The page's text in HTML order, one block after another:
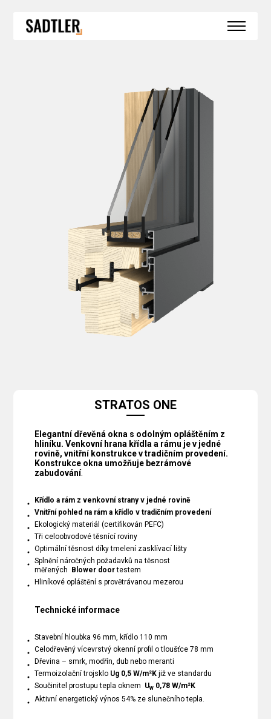
REFERENCE
AKTUALITY
KONTAKT
STRATOS ONE
Elegantní dřevěná okna s odolným opláštěním z
hliníku. Venkovní hrana křídla a rámu je v jedné
rovině, vnitřní konstrukce v tradičním provedení.
Konstrukce okna umožňuje bezrámové
zabudování.
Křídlo a rám z venkovní strany v jedné rovině
Vnitřní pohled na rám a křídlo v tradičním provedení
Ekologický materiál (certifikován PEFC)
Tři celoobvodové těsnící roviny
Optimální těsnost díky tmelení zasklívací lišty
Splnění náročných požadavků na těsnost
měřených Blower doortestem
Hliníkové opláštění s provětrávanou mezerou
Technické informace
Stavební hloubka 96 mm, křídlo 110 mm
Celodřevěný vícevrstvý okenní profil o tloušťce 78 mm
Dřevina – smrk, modřín, dub nebo meranti
Termoizolační trojsklo Ug 0,5 W/m²K již ve standardu
Součinitel prostupu tepla oknem Uw 0,78 W/m²K
Aktivní energetický výnos 54% ze slunečního tepla.